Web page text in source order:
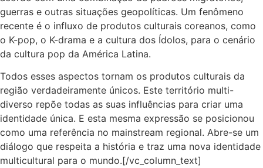
guerras e outras situações geopolíticas. Um fenômeno
recente é o influxo de produtos culturais coreanos, como
o K-pop, o K-drama e a cultura dos Ídolos, para o cenário
da cultura pop da América Latina.
Todos esses aspectos tornam os produtos culturais da
região verdadeiramente únicos. Este território multi-
diverso repõe todas as suas influências para criar uma
identidade única. E esta mesma expressão se posicionou
como uma referência no mainstream regional. Abre-se um
diálogo que respeita a história e traz uma nova identidade
multicultural para o mundo.[/vc_column_text]